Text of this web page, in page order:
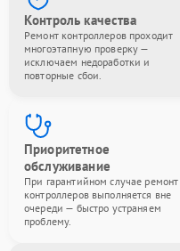
Контроль качества
Ремонт контроллеров проходит
многоэтапную проверку —
исключаем недоработки и
повторные сбои.
Приоритетное
обслуживание
При гарантийном случае ремонт
контроллеров выполняется вне
очереди — быстро устраняем
проблему.